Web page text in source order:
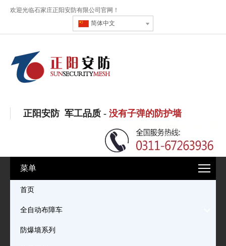
欢迎光临石家庄正阳安防有限公司官网！
简体中文
正阳安防 军工品质 - 没有子弹的防护墙
菜单
首页
全自动布障车
防爆墙系列